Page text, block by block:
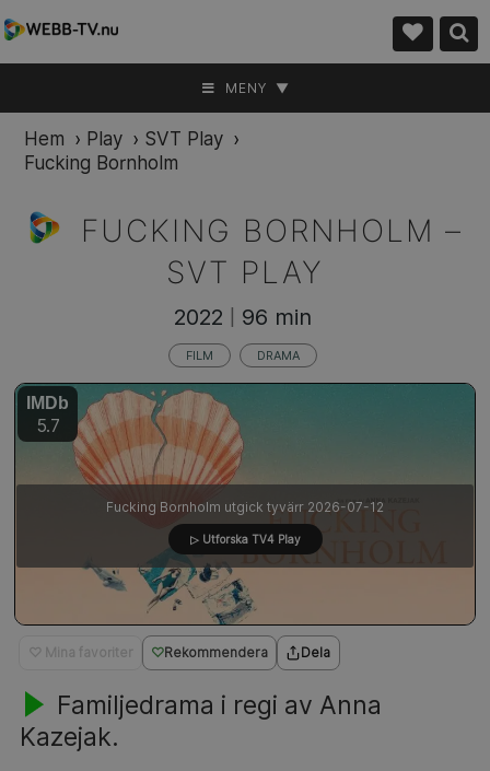
MENY ▼
Hem › Play › SVT Play ›
Fucking Bornholm
FUCKING BORNHOLM –
SVT PLAY
♡ Mina favoriter Rekommendera Dela
Familjedrama i regi av Anna
Kazejak.
Fucking Bornholm utgick tyvärr 2026-07-12
▷ Utforska TV4 Play
2022 96 min
FILM DRAMA
IMDb
5.7